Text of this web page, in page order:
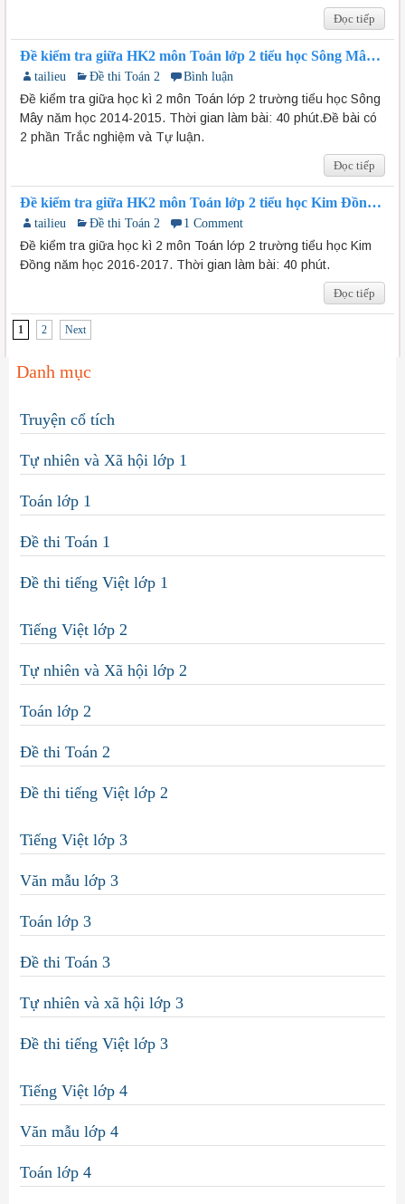
Đọc tiếp
Đề kiểm tra giữa HK2 môn Toán lớp 2 tiểu học Sông Mây
2014-2015
tailieu Đề thi Toán 2 Bình luận
Đề kiểm tra giữa học kì 2 môn Toán lớp 2 trường tiểu học Sông
Mây năm học 2014-2015. Thời gian làm bài: 40 phút.Đề bài có
2 phần Trắc nghiệm và Tự luận.
Đọc tiếp
Đề kiểm tra giữa HK2 môn Toán lớp 2 tiểu học Kim Đồng
2016-2017
tailieu Đề thi Toán 2 1 Comment
Đề kiểm tra giữa học kì 2 môn Toán lớp 2 trường tiểu học Kim
Đồng năm học 2016-2017. Thời gian làm bài: 40 phút.
Đọc tiếp
1 2 Next
Danh mục
Truyện cổ tích
Tự nhiên và Xã hội lớp 1
Toán lớp 1
Đề thi Toán 1
Đề thi tiếng Việt lớp 1
Tiếng Việt lớp 2
Tự nhiên và Xã hội lớp 2
Toán lớp 2
Đề thi Toán 2
Đề thi tiếng Việt lớp 2
Tiếng Việt lớp 3
Văn mẫu lớp 3
Toán lớp 3
Đề thi Toán 3
Tự nhiên và xã hội lớp 3
Đề thi tiếng Việt lớp 3
Tiếng Việt lớp 4
Văn mẫu lớp 4
Toán lớp 4